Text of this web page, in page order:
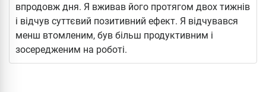
впродовж дня. Я вживав його протягом двох тижнів
і відчув суттєвий позитивний ефект. Я відчувався
менш втомленим, був більш продуктивним і
зосередженим на роботі.